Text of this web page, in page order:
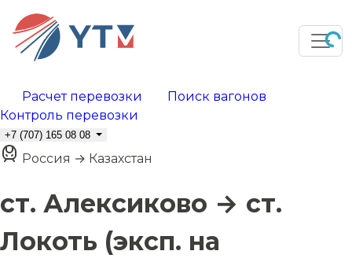
Расчет перевозки
Поиск вагонов
Контроль перевозки
+7 (707) 165 08 08
Россия → Казахстан
ст. Алексиково → ст.
Локоть (эксп. на